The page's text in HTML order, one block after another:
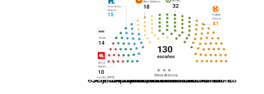
El JNE oficializó la distribución de escaños para la elección de 60 senadores y 130 diputados en las Elecciones Generales 2026, tras el restablecimiento de la Bicameralidad.